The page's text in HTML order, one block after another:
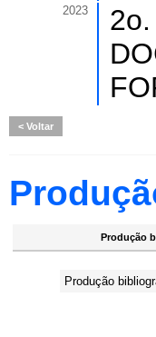
2023
Voltar
Produção
Produção